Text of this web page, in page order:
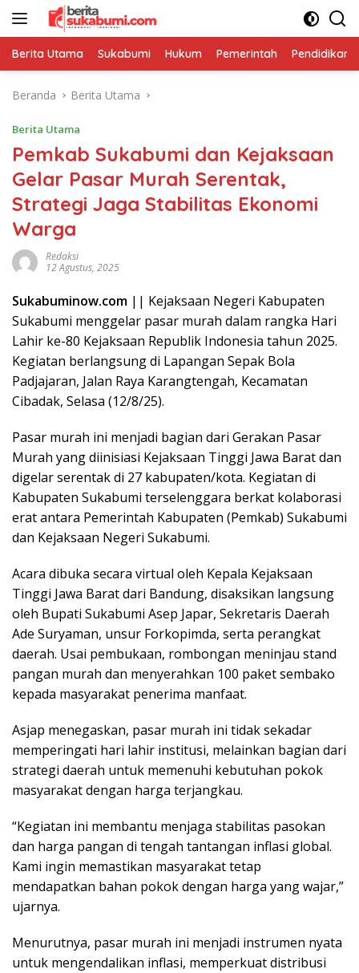
Langsung
Berita Utama Sukabumi Hukum Pemerintah Pendidikan
Beranda Berita Utama
Berita Utama
Pemkab Sukabumi dan Kejaksaan
Gelar Pasar Murah Serentak,
Strategi Jaga Stabilitas Ekonomi
Warga
Redaksi
12 Agustus, 2025
Sukabuminow.com || Kejaksaan Negeri Kabupaten
Sukabumi menggelar pasar murah dalam rangka Hari
Lahir ke-80 Kejaksaan Republik Indonesia tahun 2025.
Kegiatan berlangsung di Lapangan Sepak Bola
Padjajaran, Jalan Raya Karangtengah, Kecamatan
Cibadak, Selasa (12/8/25).
Pasar murah ini menjadi bagian dari Gerakan Pasar
Murah yang diinisiasi Kejaksaan Tinggi Jawa Barat dan
digelar serentak di 27 kabupaten/kota. Kegiatan di
Kabupaten Sukabumi terselenggara berkat kolaborasi
erat antara Pemerintah Kabupaten (Pemkab) Sukabumi
dan Kejaksaan Negeri Sukabumi.
Acara dibuka secara virtual oleh Kepala Kejaksaan
Tinggi Jawa Barat dari Bandung, disaksikan langsung
oleh Bupati Sukabumi Asep Japar, Sekretaris Daerah
Ade Suryaman, unsur Forkopimda, serta perangkat
daerah. Usai pembukaan, rombongan meninjau stand
pangan murah dan menyerahkan 100 paket sembako
kepada masyarakat penerima manfaat.
Asjap menegaskan, pasar murah ini tidak sekadar
memperingati hari lahir institusi, melainkan bagian dari
strategi daerah untuk memenuhi kebutuhan pokok
masyarakat dengan harga terjangkau.
“Kegiatan ini membantu menjaga stabilitas pasokan
dan harga pangan di tengah tantangan inflasi global.
Kami ingin memastikan masyarakat tetap
mendapatkan bahan pokok dengan harga yang wajar,”
ujarnya.
Menurutnya, pasar murah ini menjadi instrumen nyata
untuk mengendalikan inflasi, memperkuat distribusi